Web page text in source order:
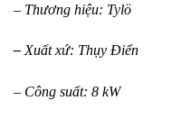
– Thương hiệu: Tylö
–Xuất xứ: Thụy Điển
– Công suất: 8 kW